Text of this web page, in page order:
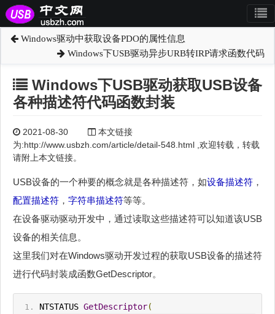
Windows驱动中获取设备PDO的属性信息
Windows下USB驱动异步URB转IRP请求函数代码
Windows下USB驱动获取USB设备
各种描述符代码函数封装
2021-08-30
本文链接
为:http://www.usbzh.com/article/detail-548.html ,欢迎转载，转载
请附上本文链接。
USB设备的一个种要的概念就是各种描述符，如设备描述符 ，
配置描述符 ， 字符串描述符等等。
在设备驱动驱动开发中，通过读取这些描述符可以知道该USB
设备的相关信息。
这里我们对在Windows驱动开发过程的获取USB设备的描述符
进行代码封装成函数GetDescriptor。
NTSTATUS GetDescriptor(